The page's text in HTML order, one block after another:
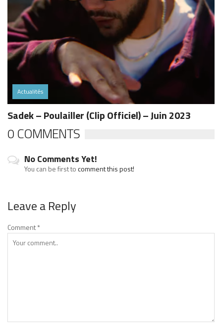
Actualités
Sadek – Poulailler (Clip Officiel) – Juin 2023
0 COMMENTS
No Comments Yet!
You can be first tocomment this post!
Leave a Reply
Comment*